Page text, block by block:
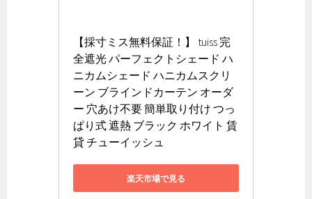
【採寸ミス無料保証！】 tuiss 完
全遮光 パーフェクトシェード ハ
ニカムシェード ハニカムスクリ
ーン ブラインドカーテン オーダ
ー 穴あけ不要 簡単取り付け つっ
ぱり式 遮熱 ブラック ホワイト 賃
貸 チューイッシュ
楽天市場で見る